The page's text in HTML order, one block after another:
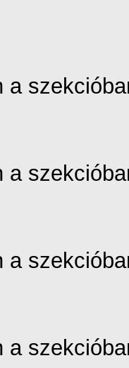
a
a
a
a